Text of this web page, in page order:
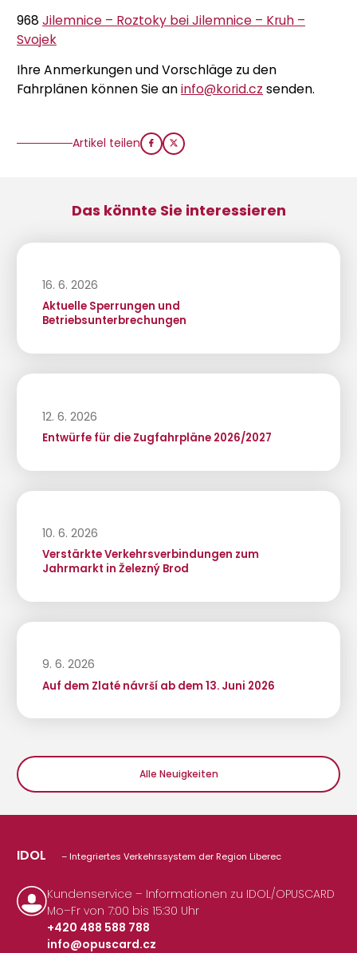
968Jilemnice – Roztoky bei Jilemnice – Kruh –
Svojek
Ihre Anmerkungen und Vorschläge zu den
Fahrplänen können Sie aninfo@korid.cz senden.
Artikel teilen
Das könnte Sie interessieren
16. 6. 2026
Aktuelle Sperrungen und
Betriebsunterbrechungen
12. 6. 2026
Entwürfe für die Zugfahrpläne 2026/2027
10. 6. 2026
Verstärkte Verkehrsverbindungen zum
Jahrmarkt in Železný Brod
9. 6. 2026
Auf dem Zlaté návrší ab dem 13. Juni 2026
Alle Neuigkeiten
IDOL – Integriertes Verkehrssystem der Region Liberec
Kundenservice – Informationen zu IDOL/OPUSCARD
Mo–Fr von 7:00 bis 15:30 Uhr
+420 488 588 788
|
info@opuscard.cz